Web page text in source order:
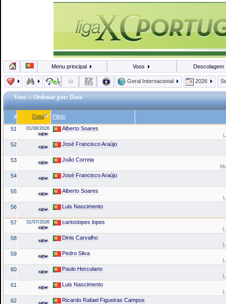
Menu principal Voos Descolagem
Geral Internacional 2026
Voos :: Ordenar por: Data
# Data Piloto
51 01/08/2026 Alberto Soares
52 José Francisco Araújo
53 João Correia
54 José Francisco Araújo
55 Alberto Soares
56 Luis Nascimento
57 31/07/2026 carloslopes lopes
58 Dinis Carvalho
59 Pedro Silva
60 Paulo Herculano
61 Luis Nascimento
62 Ricardo Rafael Figueiras Campos